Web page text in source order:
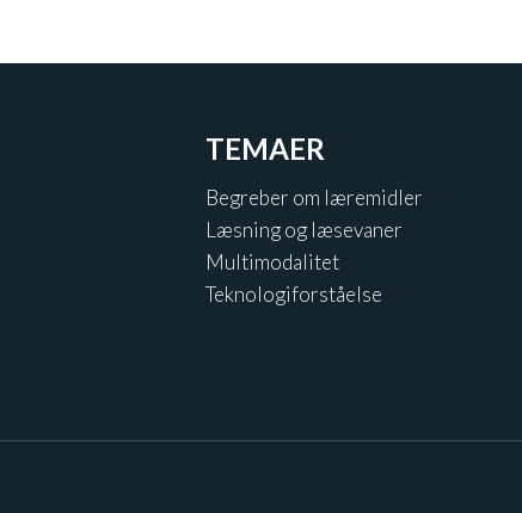
TEMAER
Begreber om læremidler
Læsning og læsevaner
Multimodalitet
Teknologiforståelse